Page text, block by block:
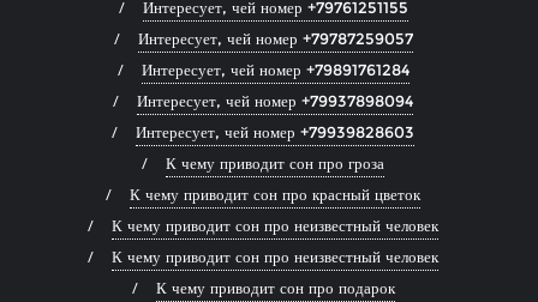
Интересует, чей номер +79761251155
Интересует, чей номер +79787259057
Интересует, чей номер +79891761284
Интересует, чей номер +79937898094
Интересует, чей номер +79939828603
К чему приводит сон про гроза
К чему приводит сон про красный цветок
К чему приводит сон про неизвестный человек
К чему приводит сон про неизвестный человек
К чему приводит сон про подарок